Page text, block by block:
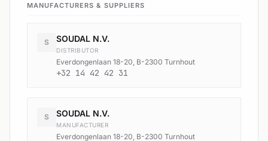
MANUFACTURERS & SUPPLIERS
S SOUDAL N.V.
DISTRIBUTOR
Everdongenlaan 18-20, B-2300 Turnhout
+32 14 42 42 31
S SOUDAL N.V.
MANUFACTURER
Everdongenlaan 18-20, B-2300 Turnhout